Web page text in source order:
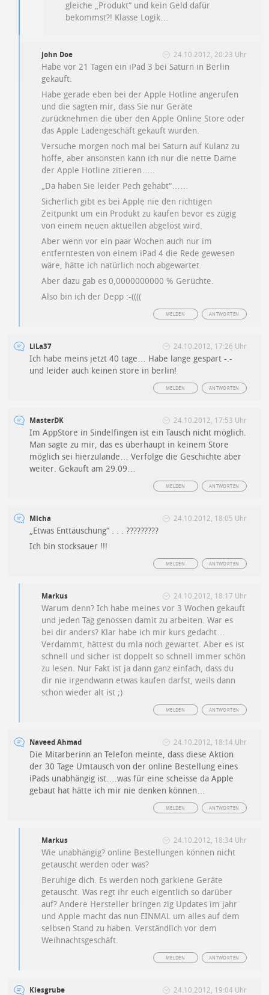
gleiche „Produkt“ und kein Geld dafür
bekommst?! Klasse Logik…
john Doe 24.10.2012, 20:23 Uhr
Habe vor 21 Tagen ein iPad 3 bei Saturn in Berlin
gekauft.
Habe gerade eben bei der Apple Hotline angerufen
und die sagten mir, dass Sie nur Geräte
zurücknehmen die über den Apple Online Store oder
das Apple Ladengeschäft gekauft wurden.
Versuche morgen noch mal bei Saturn auf Kulanz zu
hoffe, aber ansonsten kann ich nur die nette Dame
der Apple Hotline zitieren…..
„Da haben Sie leider Pech gehabt“……
Sicherlich gibt es bei Apple nie den richtigen
Zeitpunkt um ein Produkt zu kaufen bevor es zügig
von einem neuen aktuellen abgelöst wird.
Aber wenn vor ein paar Wochen auch nur im
entferntesten von einem iPad 4 die Rede gewesen
wäre, hätte ich natürlich noch abgewartet.
Aber dazu gab es 0,0000000000 % Gerüchte.
Also bin ich der Depp :-((((
ANTWORTEN
MELDEN
LiLa37 24.10.2012, 17:26 Uhr
Ich habe meins jetzt 40 tage… Habe lange gespart -.-
und leider auch keinen store in berlin!
ANTWORTEN
MELDEN
MasterDK 24.10.2012, 17:53 Uhr
Im AppStore in Sindelfingen ist ein Tausch nicht möglich.
Man sagte zu mir, das es überhaupt in keinem Store
möglich sei hierzulande… Verfolge die Geschichte aber
weiter. Gekauft am 29.09…
ANTWORTEN
MELDEN
Micha 24.10.2012, 18:05 Uhr
„Etwas Enttäuschung“ . . . ?????????
Ich bin stocksauer !!!
ANTWORTEN
MELDEN
Markus 24.10.2012, 18:17 Uhr
Warum denn? Ich habe meines vor 3 Wochen gekauft
und jeden Tag genossen damit zu arbeiten. War es
bei dir anders? Klar habe ich mir kurs gedacht…
Verdammt, hättest du mla noch gewartet. Aber es ist
schnell und sicher ist doppelt so schnell immer schön
zu lesen. Nur Fakt ist ja dann ganz einfach, dass du
dir nie irgendwann etwas kaufen darfst, weils dann
schon wieder alt ist ;)
ANTWORTEN
MELDEN
Naveed Ahmad 24.10.2012, 18:14 Uhr
Die Mitarberinn an Telefon meinte, dass diese Aktion
der 30 Tage Umtausch von der online Bestellung eines
iPads unabhängig ist….was für eine scheisse da Apple
gebaut hat hätte ich mir nie denken können…
ANTWORTEN
MELDEN
Markus 24.10.2012, 18:34 Uhr
Wie unabhängig? online Bestellungen können nicht
getauscht werden oder was?
Beruhige dich. Es werden noch garkiene Geräte
getauscht. Was regt ihr euch eigentlich so darüber
auf? Andere Hersteller bringen zig Updates im jahr
und Apple macht das nun EINMAL um alles auf dem
selbsen Stand zu haben. Verständlich vor dem
Weihnachtsgeschäft.
ANTWORTEN
MELDEN
Kiesgrube 24.10.2012, 19:04 Uhr